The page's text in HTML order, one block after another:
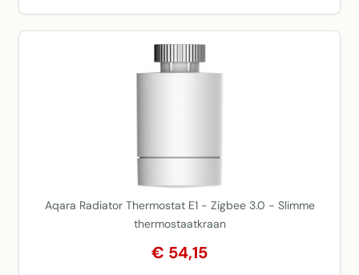
Aqara Radiator Thermostat E1 - Zigbee 3.0 - Slimme
thermostaatkraan
€ 54,15